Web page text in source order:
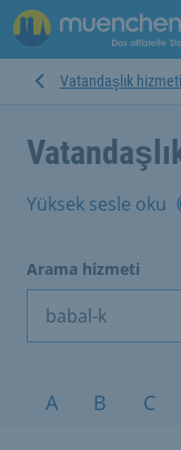
Vatandaşlık
Yüksek sesle oku
Arama hizmeti
Konular A-Z
A B C